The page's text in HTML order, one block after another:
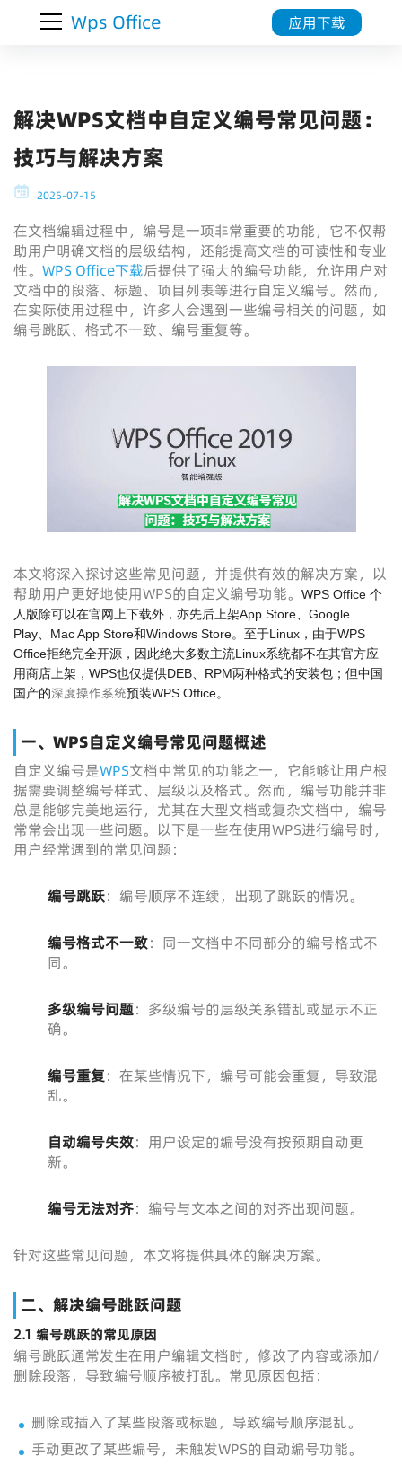
Wps Office 应用下载
解决WPS文档中自定义编号常见问题：
技巧与解决方案
2025-07-15
在文档编辑过程中，编号是一项非常重要的功能，它不仅帮
助用户明确文档的层级结构，还能提高文档的可读性和专业
性。 WPS Office下载后提供了强大的编号功能，允许用户对
文档中的段落、标题、项目列表等进行自定义编号。然而，
在实际使用过程中，许多人会遇到一些编号相关的问题，如
编号跳跃、格式不一致、编号重复等。
本文将深入探讨这些常见问题，并提供有效的解决方案，以
帮助用户更好地使用WPS的自定义编号功能。
WPS Office 个
人版除可以在官网上下载外，亦先后上架App Store、Google
Play、Mac App Store和Windows Store。至于Linux，由于WPS
Office拒绝完全开源，因此绝大多数主流Linux系统都不在其官方应
用商店上架，WPS也仅提供DEB、RPM两种格式的安装包；但中国
国产的深度操作系统预装WPS Office。
一、WPS自定义编号常见问题概述
自定义编号是WPS文档中常见的功能之一，它能够让用户根
据需要调整编号样式、层级以及格式。然而，编号功能并非
总是能够完美地运行，尤其在大型文档或复杂文档中，编号
常常会出现一些问题。以下是一些在使用WPS进行编号时，
用户经常遇到的常见问题：
编号跳跃：编号顺序不连续，出现了跳跃的情况。
编号格式不一致：同一文档中不同部分的编号格式不
同。
多级编号问题：多级编号的层级关系错乱或显示不正
确。
编号重复：在某些情况下，编号可能会重复，导致混
乱。
自动编号失效：用户设定的编号没有按预期自动更
新。
编号无法对齐：编号与文本之间的对齐出现问题。
针对这些常见问题，本文将提供具体的解决方案。
二、解决编号跳跃问题
2.1 编号跳跃的常见原因
编号跳跃通常发生在用户编辑文档时，修改了内容或添加/
删除段落，导致编号顺序被打乱。常见原因包括：
删除或插入了某些段落或标题，导致编号顺序混乱。
手动更改了某些编号，未触发WPS的自动编号功能。